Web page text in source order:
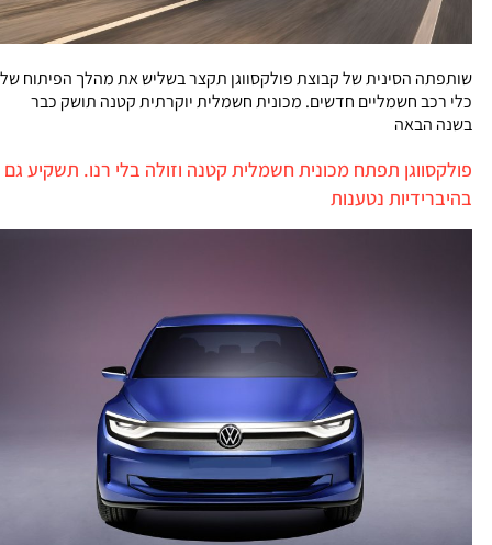
שותפתה הסינית של קבוצת פולקסווגן תקצר בשליש את מהלך הפיתוח של
כלי רכב חשמליים חדשים. מכונית חשמלית יוקרתית קטנה תושק כבר
בשנה הבאה
פולקסווגן תפתח מכונית חשמלית קטנה וזולה בלי רנו. תשקיע גם
בהיברידיות נטענות